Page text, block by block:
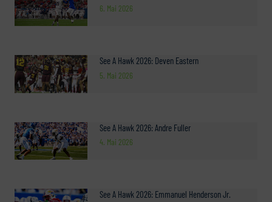
6. Mai 2026
See A Hawk 2026: Deven Eastern
5. Mai 2026
See A Hawk 2026: Andre Fuller
4. Mai 2026
See A Hawk 2026: Emmanuel Henderson Jr.